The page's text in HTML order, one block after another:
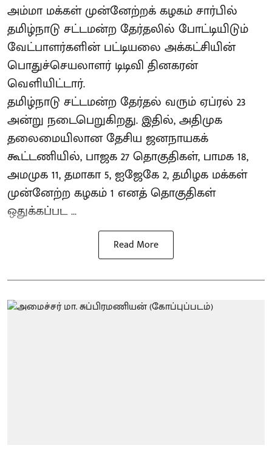
அம்மா மக்கள் முன்னேற்றக் கழகம் சார்பில்
தமிழ்நாடு சட்டமன்ற தேர்தலில் போட்டியிடும்
வேட்பாளர்களின் பட்டியலை அக்கட்சியின்
பொதுச்செயலாளர் டிடிவி தினகரன்
வெளியிட்டார்.
தமிழ்நாடு சட்டமன்ற தேர்தல் வரும் ஏப்ரல் 23
அன்று நடைபெறுகிறது. இதில், அதிமுக
தலைமையிலான தேசிய ஜனநாயகக்
கூட்டணியில், பாஜக 27 தொகுதிகள், பாமக 18,
அமமுக 11, தமாகா 5, ஐஜேகே 2, தமிழக மக்கள்
முன்னேற்ற கழகம் 1 எனத் தொகுதிகள்
ஒதுக்கப்பட ...
Read More